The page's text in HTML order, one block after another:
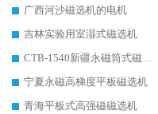
广西河沙磁选机的电机
吉林实验用室湿式磁选机
CTB-1540新疆永磁筒式磁选机
宁夏永磁高梯度平板磁选机
青海平板式高强磁磁选机